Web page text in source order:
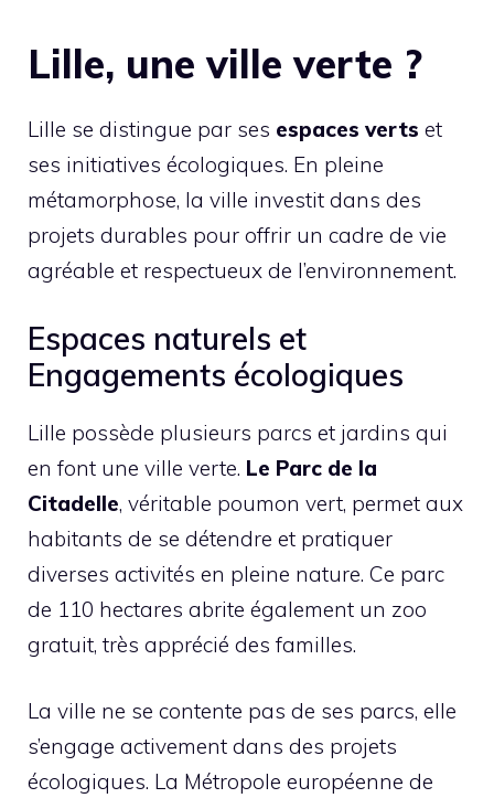
Lille, une ville verte ?
Lille se distingue par ses espaces verts et
ses initiatives écologiques. En pleine
métamorphose, la ville investit dans des
projets durables pour offrir un cadre de vie
agréable et respectueux de l’environnement.
Espaces naturels et
Engagements écologiques
Lille possède plusieurs parcs et jardins qui
en font une ville verte. Le Parc de la
Citadelle, véritable poumon vert, permet aux
habitants de se détendre et pratiquer
diverses activités en pleine nature. Ce parc
de 110 hectares abrite également un zoo
gratuit, très apprécié des familles.
La ville ne se contente pas de ses parcs, elle
s’engage activement dans des projets
écologiques. La Métropole européenne de